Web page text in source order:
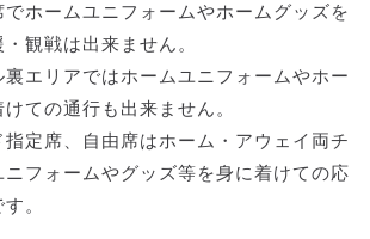
でホームユニフォームやホームグッズを
観戦は出来ません。
エリアではホームユニフォームやホー
ての通行も出来ません。
指定席、自由席はホーム・アウェイ両チ
フォームやグッズ等を身に着けての応
。